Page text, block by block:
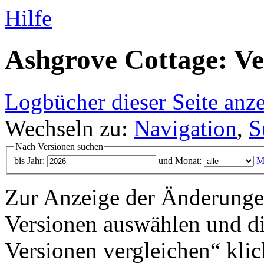
Hilfe
Ashgrove Cottage:
Logbücher dieser Seite
Wechseln zu: Navigation,
Nach Versionen suchen
bis Jahr:
und Monat:
Zur Anzeige der
Versionen auswählen und
Versionen vergleichen“